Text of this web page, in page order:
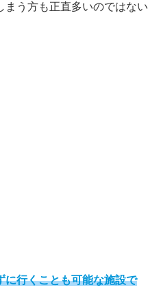
う方も正直多いのではない
に行くことも可能な施設で